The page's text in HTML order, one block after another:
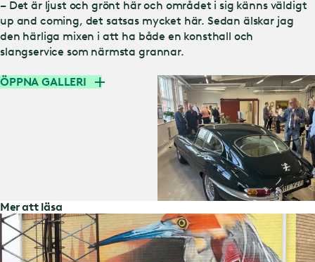
– Det är ljust och grönt här och området i sig känns väldigt
up and coming, det satsas mycket här. Sedan älskar jag
den härliga mixen i att ha både en konsthall och
slangservice som närmsta grannar.
Mer att läsa
ÖPPNA GALLERI